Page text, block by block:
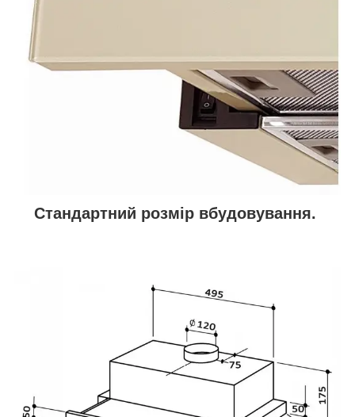
Стандартний розмір вбудовування.